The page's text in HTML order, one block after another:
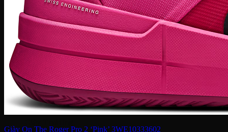
Giày bóng đá
Giày bóng đá Nike
Giày bóng đá Adidas
Giày bóng đá Puma
Giày Golf
Giày Golf Nike
Giày Golf Adidas
Giày On The Roger Pro 2 ‘Pink’ 3WE10333602